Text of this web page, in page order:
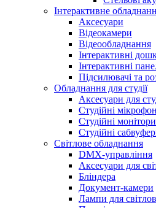
Інтерактивне
Аксесуари
Відеокамери
Відеообладнання
Інтерактивні
Інтерактивні
Підсилювачі та
Обладнання для студії
Аксесуари для
Студійні
Студійні монітори
Студійні
Світлове обладнання
DMX-управління
Аксесуари для
Бліндера
Документ-камери
Лампи для